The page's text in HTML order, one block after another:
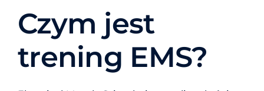
Czym jest
trening EMS?